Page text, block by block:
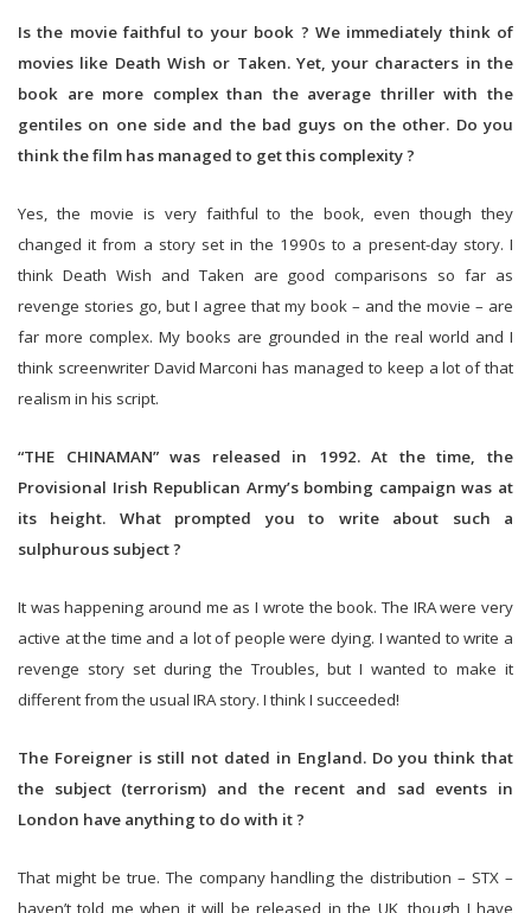
Is the movie faithful to your book ? We immediately think of
movies like Death Wish or Taken. Yet, your characters in the
book are more complex than the average thriller with the
gentiles on one side and the bad guys on the other. Do you
think the film has managed to get this complexity ?
Yes, the movie is very faithful to the book, even though they
changed it from a story set in the 1990s to a present-day story. I
think Death Wish and Taken are good comparisons so far as
revenge stories go, but I agree that my book – and the movie – are
far more complex. My books are grounded in the real world and I
think screenwriter David Marconi has managed to keep a lot of that
realism in his script.
“THE CHINAMAN” was released in 1992. At the time, the
Provisional Irish Republican Army’s bombing campaign was at
its height. What prompted you to write about such a
sulphurous subject ?
It was happening around me as I wrote the book. The IRA were very
active at the time and a lot of people were dying. I wanted to write a
revenge story set during the Troubles, but I wanted to make it
different from the usual IRA story. I think I succeeded!
The Foreigner is still not dated in England. Do you think that
the subject (terrorism) and the recent and sad events in
London have anything to do with it ?
That might be true. The company handling the distribution – STX –
haven’t told me when it will be released in the UK, though I have